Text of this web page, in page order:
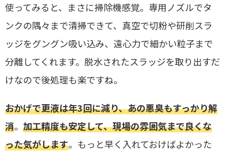
使ってみると、まさに掃除機感覚。専用ノズルでタ
ンクの隅々まで清掃できて、真空で切粉や研削スラ
ッジをグングン吸い込み、遠心力で細かい粒子まで
分離してくれます。脱水されたスラッジを取り出すだ
けなので後処理も楽ですね。
おかげで更液は年3回に減り、あの悪臭もすっかり解
消。 加工精度も安定して、現場の雰囲気まで良くな
った気がします。もっと早く入れておけばよかった